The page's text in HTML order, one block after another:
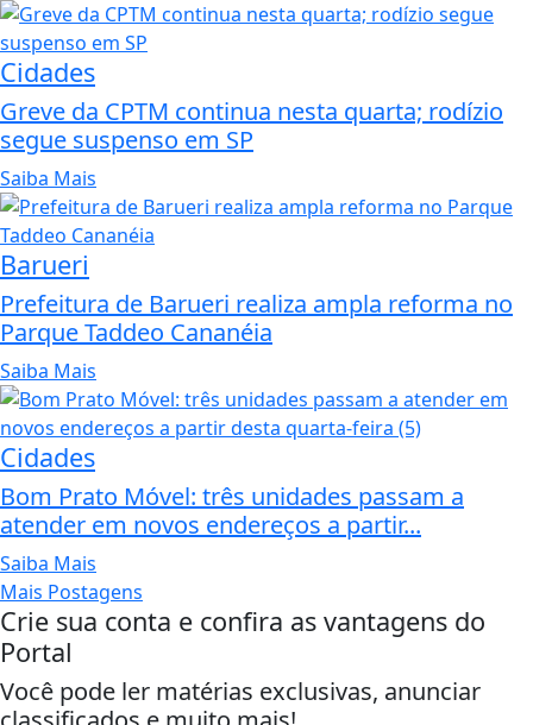
Cidades
Greve da CPTM continua nesta quarta; rodízio
segue suspenso em SP
Saiba Mais
Barueri
Prefeitura de Barueri realiza ampla reforma no
Parque Taddeo Cananéia
Saiba Mais
Cidades
Bom Prato Móvel: três unidades passam a
atender em novos endereços a partir...
Saiba Mais
Mais Postagens
Crie sua conta e confira as vantagens do
Portal
Você pode ler matérias exclusivas, anunciar